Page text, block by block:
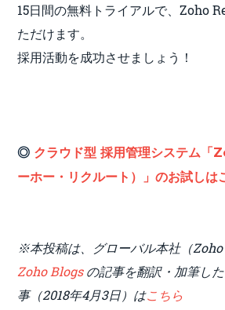
15日間の無料トライアルで、Zoho
ただけます。
採用活動を成功させましょう！
◎ クラウド型 採用管理システム
ーホー・リクルート）」のお試しは
※本投稿は、グローバル本社（
Zoho Blogsの記事を翻訳・加筆し
事（2018年4月3日）はこちら